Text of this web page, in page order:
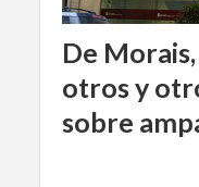
De
otros y
sobre